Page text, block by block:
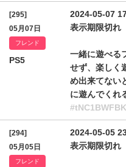
[295]
05月07日
フレンド
PS5
2024-05-07
表示期限切れ
一緒に遊べる
せず、楽しく
め出来てない
に遊んでくれ
[294]
05月05日
フレンド
2024-05-05
表示期限切れ